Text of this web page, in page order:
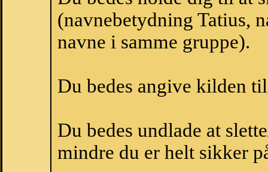
(navnebetydning Tatius,
navne i samme gruppe).
Du bedes angive kilden
Du bedes undlade at
mindre du er helt sikker